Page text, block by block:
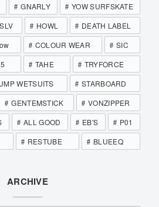
GNARLY
YOW SURFSKATE
HOWL
DEATH LABEL
COLOUR WEAR
SIC
TAHE
TRYFORCE
WETSUITS
STARBOARD
GENTEMSTICK
VONZIPPER
ALL GOOD EB'S
P01
RESTUBE BLUEEQ
ARCHIVE